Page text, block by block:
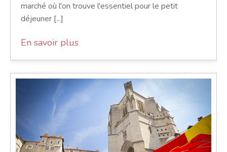
marché où l'on trouve l'essentiel pour le petit
déjeuner [...]
En savoir plus